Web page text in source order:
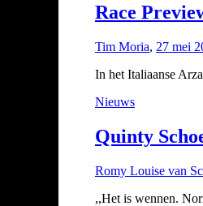
Race
Tim Moria, 27 mei
In het Italiaanse
Nieuws
Quinty
Romy Louise van
,,Het is wennen.